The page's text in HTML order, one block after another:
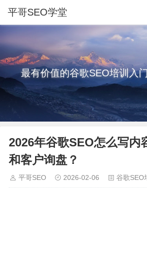
平哥SEO学堂
最有价值的谷歌SEO培训入
2026年谷歌SEO怎么写内
和客户询盘？
平哥SEO 2026-02-06 谷歌SEO